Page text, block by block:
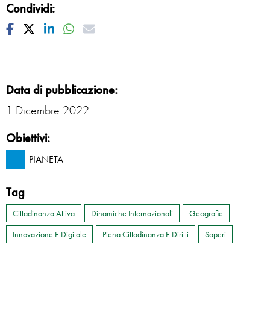
Condividi:
Facebook
TwitterLinkedinWhatsapp
Mail
Data di pubblicazione:
1 Dicembre 2022
Obiettivi:
PIANETA
Tag
Cittadinanza Attiva Dinamiche Internazionali
Geografie
Innovazione E Digitale
Piena Cittadinanza E Diritti Saperi